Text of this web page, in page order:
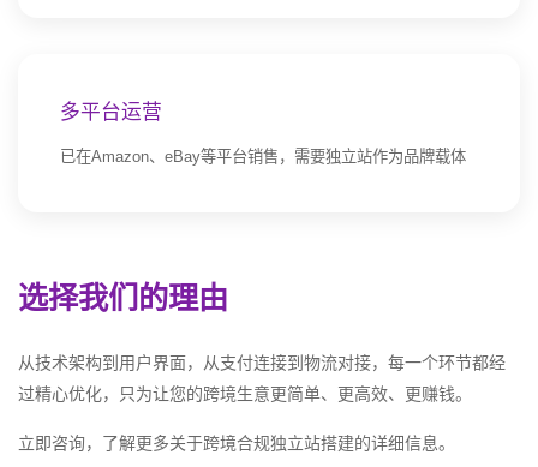
多平台运营
已在Amazon、eBay等平台销售，需要独立站作为品牌载体
选择我们的理由
从技术架构到用户界面，从支付连接到物流对接，每一个环节都经
过精心优化，只为让您的跨境生意更简单、更高效、更赚钱。
立即咨询，了解更多关于跨境合规独立站搭建的详细信息。